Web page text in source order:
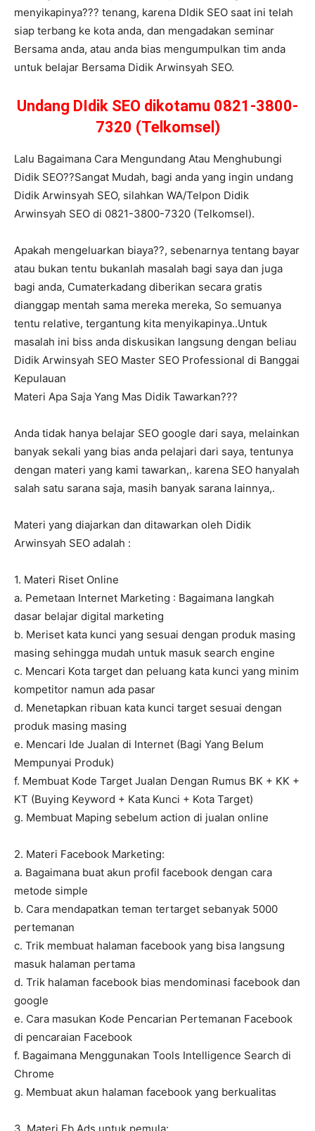
menyikapinya??? tenang, karena DIdik SEO saat ini telah
siap terbang ke kota anda, dan mengadakan seminar
Bersama anda, atau anda bias mengumpulkan tim anda
untuk belajar Bersama Didik Arwinsyah SEO.
Undang DIdik SEO dikotamu 0821-3800-
7320 (Telkomsel)
Lalu Bagaimana Cara Mengundang Atau Menghubungi
Didik SEO??Sangat Mudah, bagi anda yang ingin undang
Didik Arwinsyah SEO, silahkan WA/Telpon Didik
Arwinsyah SEO di 0821-3800-7320 (Telkomsel).
Apakah mengeluarkan biaya??, sebenarnya tentang bayar
atau bukan tentu bukanlah masalah bagi saya dan juga
bagi anda, Cumaterkadang diberikan secara gratis
dianggap mentah sama mereka mereka, So semuanya
tentu relative, tergantung kita menyikapinya..Untuk
masalah ini biss anda diskusikan langsung dengan beliau
Didik Arwinsyah SEO Master SEO Professional di Banggai
Kepulauan
Materi Apa Saja Yang Mas Didik Tawarkan???
Anda tidak hanya belajar SEO google dari saya, melainkan
banyak sekali yang bias anda pelajari dari saya, tentunya
dengan materi yang kami tawarkan,. karena SEO hanyalah
salah satu sarana saja, masih banyak sarana lainnya,.
Materi yang diajarkan dan ditawarkan oleh Didik
Arwinsyah SEO adalah :
1. Materi Riset Online
a. Pemetaan Internet Marketing : Bagaimana langkah
dasar belajar digital marketing
b. Meriset kata kunci yang sesuai dengan produk masing
masing sehingga mudah untuk masuk search engine
c. Mencari Kota target dan peluang kata kunci yang minim
kompetitor namun ada pasar
d. Menetapkan ribuan kata kunci target sesuai dengan
produk masing masing
e. Mencari Ide Jualan di Internet (Bagi Yang Belum
Mempunyai Produk)
f. Membuat Kode Target Jualan Dengan Rumus BK + KK +
KT (Buying Keyword + Kata Kunci + Kota Target)
g. Membuat Maping sebelum action di jualan online
2. Materi Facebook Marketing:
a. Bagaimana buat akun profil facebook dengan cara
metode simple
b. Cara mendapatkan teman tertarget sebanyak 5000
pertemanan
c. Trik membuat halaman facebook yang bisa langsung
masuk halaman pertama
d. Trik halaman facebook bias mendominasi facebook dan
google
e. Cara masukan Kode Pencarian Pertemanan Facebook
di pencaraian Facebook
f. Bagaimana Menggunakan Tools Intelligence Search di
Chrome
g. Membuat akun halaman facebook yang berkualitas